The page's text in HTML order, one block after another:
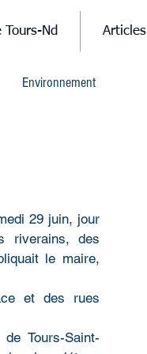
Nd Articles
Environnement
29 juin, jour
riverains, des
le maire,
et des rues
Tours-Saint-